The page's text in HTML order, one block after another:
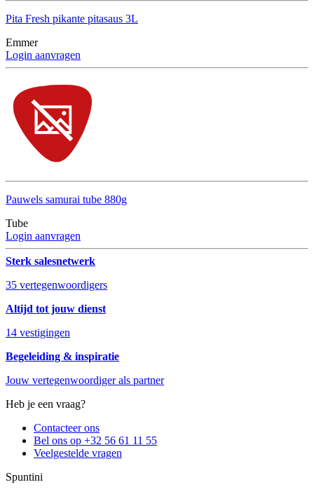
Pita Fresh pikante pitasaus 3L
Emmer
Login aanvragen
Pauwels samurai tube 880g
Tube
Login aanvragen
Sterk salesnetwerk
35 vertegenwoordigers
Altijd tot jouw dienst
14 vestigingen
Begeleiding & inspiratie
Jouw vertegenwoordiger als partner
Heb je een vraag?
Contacteer ons
Bel ons op +32 56 61 11 55
Veelgestelde vragen
Spuntini